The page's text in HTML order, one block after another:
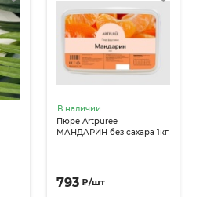
В наличии
Пюре Artpuree
МАНДАРИН без сахара 1кг
793 ₽/шт